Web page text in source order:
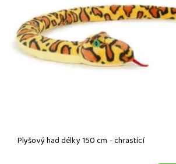
Plyšový had délky 150 cm - chrastící